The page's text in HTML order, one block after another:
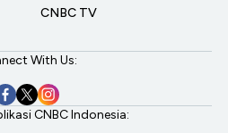
CNBC TV
With Us:
CNBC Indonesia: